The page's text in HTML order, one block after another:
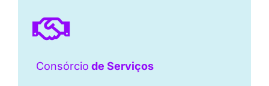
Consórcio de Serviços